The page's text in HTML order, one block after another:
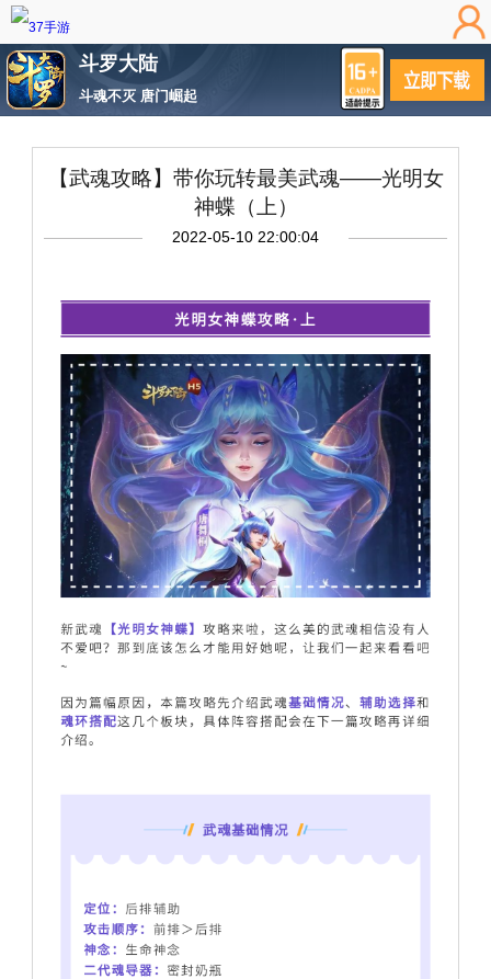
斗罗大陆
斗魂不灭 唐门崛起
【武魂攻略】带你玩转最美武魂——光明女
神蝶（上）
2022-05-10 22:00:04